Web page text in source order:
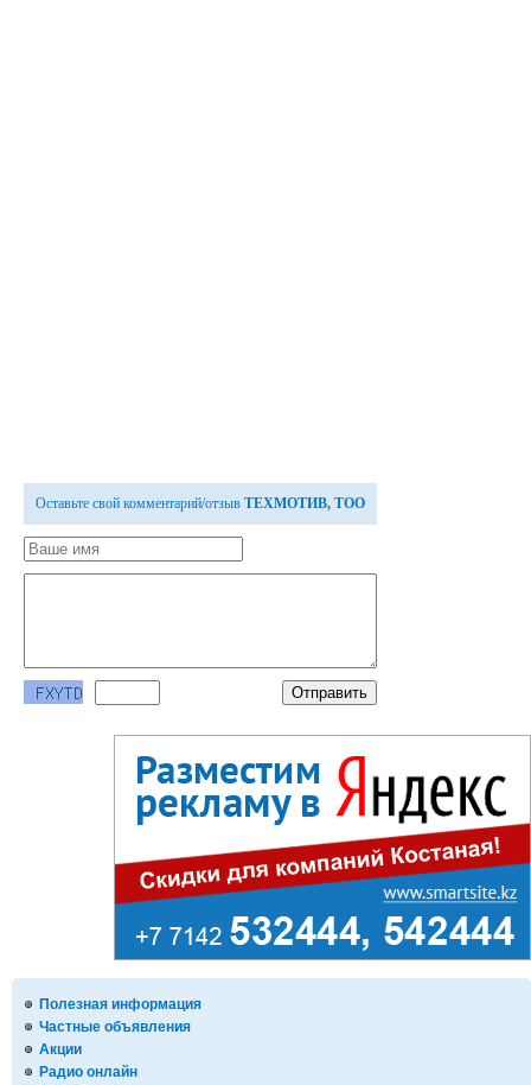
Полезная информация
Частные объявления
Акции
Радио онлайн
Оставьте свой комментарий/отзыв ТЕХМОТИВ, ТОО